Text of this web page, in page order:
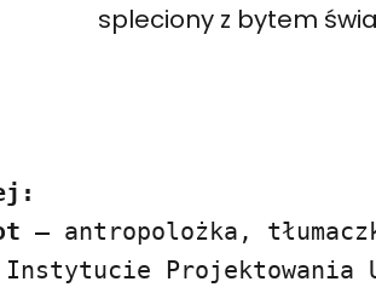
spleciony z bytem
– antropolożka,
Instytucie Projektowania